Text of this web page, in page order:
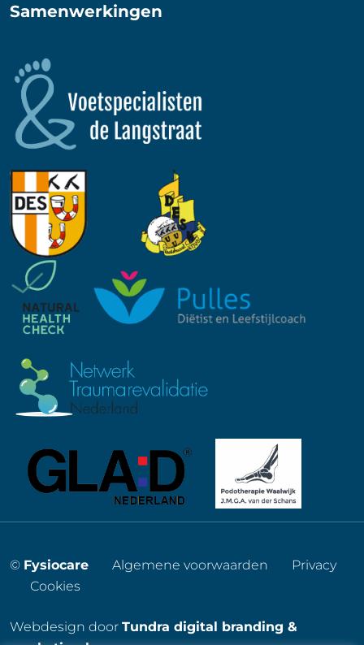
Samenwerkingen
© Fysiocare Algemene voorwaarden
Privacy
Cookies
Webdesign door Tundra digital branding &